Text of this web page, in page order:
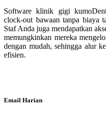
Software klinik gigi
clock-out bawaan tanpa biaya
Staf Anda juga mendapatkan
memungkinkan mereka
dengan mudah, sehingga alur
efisien.
Email Harian